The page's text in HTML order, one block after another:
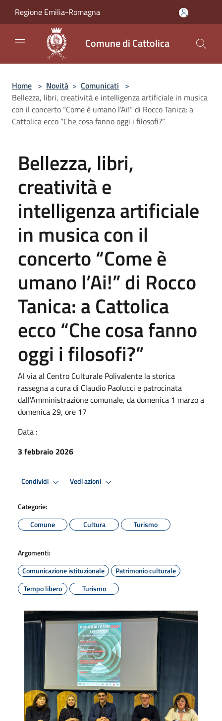
Regione Emilia-Romagna
Comune di Cattolica
Home > Novità > Comunicati >
Bellezza, libri, creatività e intelligenza artificiale in musica
con il concerto “Come è umano l’Ai!” di Rocco Tanica: a
Cattolica ecco “Che cosa fanno oggi i filosofi?”
Bellezza, libri,
creatività e
intelligenza artificiale
in musica con il
concerto “Come è
umano l’Ai!” di Rocco
Tanica: a Cattolica
ecco “Che cosa fanno
oggi i filosofi?”
Al via al Centro Culturale Polivalente la storica
rassegna a cura di Claudio Paolucci e patrocinata
dall’Amministrazione comunale, da domenica 1 marzo a
domenica 29, ore 17
Data :
3 febbraio 2026
Condividi Vedi azioni
Categorie:
Comune
Cultura Turismo
Argomenti:
Comunicazione istituzionale
Patrimonio culturale
Tempo libero
Turismo